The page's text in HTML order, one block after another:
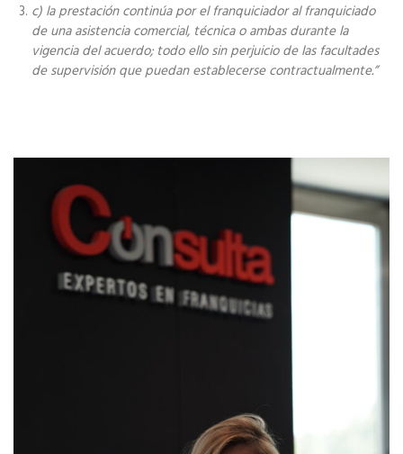
c) la prestación continúa por el franquiciador al franquiciado
de una asistencia comercial, técnica o ambas durante la
vigencia del acuerdo; todo ello sin perjuicio de las facultades
de supervisión que puedan establecerse contractualmente.”